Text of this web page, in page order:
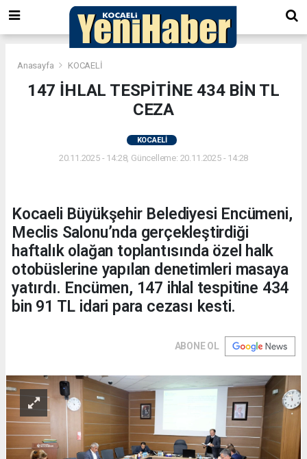
Anasayfa KOCAELİ
147 İHLAL TESPİTİNE 434 BİN TL
CEZA
KOCAELİ
20.11.2025 - 14:28, Güncelleme: 20.11.2025 - 14:28
Kocaeli Büyükşehir Belediyesi Encümeni,
Meclis Salonu’nda gerçekleştirdiği
haftalık olağan toplantısında özel halk
otobüslerine yapılan denetimleri masaya
yatırdı. Encümen, 147 ihlal tespitine 434
bin 91 TL idari para cezası kesti.
ABONE OL